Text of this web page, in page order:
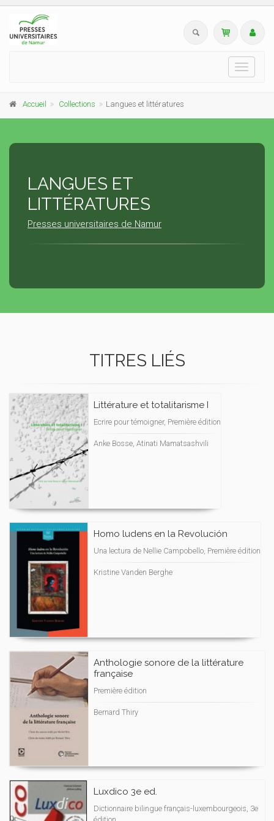
Toggle
Accueil Collections Langues et littératures
LANGUES ET
LITTÉRATURES
Presses universitaires de Namur
TITRES LIÉS
Littérature et totalitarisme I
Ecrire pour témoigner, Première édition
Anke Bosse, Atinati Mamatsashvili
Homo ludens en la Revolución
Una lectura de Nellie Campobello, Première édition
Kristine Vanden Berghe
Anthologie sonore de la littérature
française
Première édition
Bernard Thiry
Luxdico 3e ed.
Dictionnaire bilingue français-luxembourgeois, 3e